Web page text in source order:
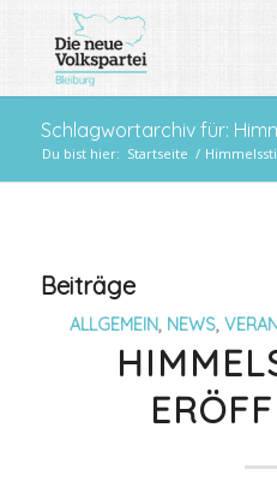
Schlagwortarchiv für:
Du bist hier: Startseite /
Beiträge
ALLGEMEIN, NEWS,